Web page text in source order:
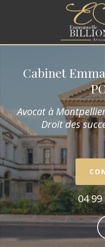
Cabinet
Avocat à
Droit des
04 99